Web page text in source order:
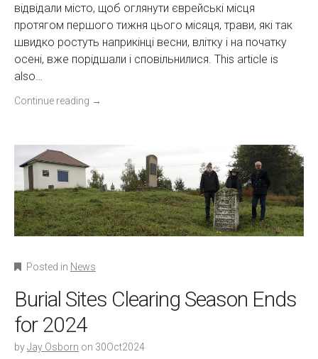
відвідали місто, щоб оглянути єврейські місця
протягом першого тижня цього місяця, трави, які так
швидко ростуть наприкінці весни, влітку і на початку
осені, вже порідшали і сповільнилися. This article is
also…
Continue reading →
Posted in News
Burial Sites Clearing Season Ends
for 2024
byJay Osborn on 30Oct2024